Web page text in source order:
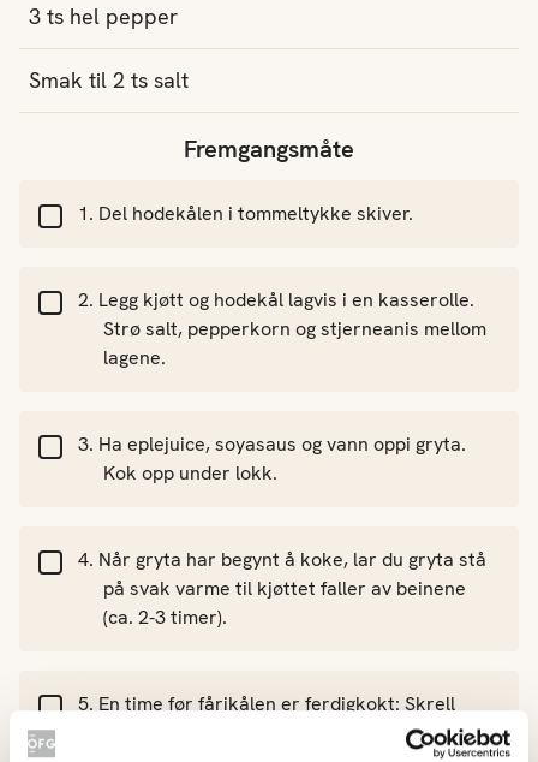
3 ts hel pepper
Smak til 2 ts salt
Fremgangsmåte
Del hodekålen i tommeltykke skiver.
Legg kjøtt og hodekål lagvis i en kasserolle.
Strø salt, pepperkorn og stjerneanis mellom
lagene.
Ha eplejuice, soyasaus og vann oppi gryta.
Kok opp under lokk.
Når gryta har begynt å koke, lar du gryta stå
på svak varme til kjøttet faller av beinene
(ca. 2-3 timer).
En time før fårikålen er ferdigkokt: Skrell
kålroten og del den i tommeltykke terninger.